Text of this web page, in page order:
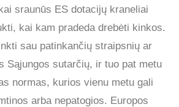
sraunūs ES dotacijų kraneliai
kai kam pradeda drebėti kinkos.
sau patinkančių straipsnių ar
Sąjungos sutarčių, ir tuo pat metu
normas, kurios vienu metu gali
arba nepatogios. Europos